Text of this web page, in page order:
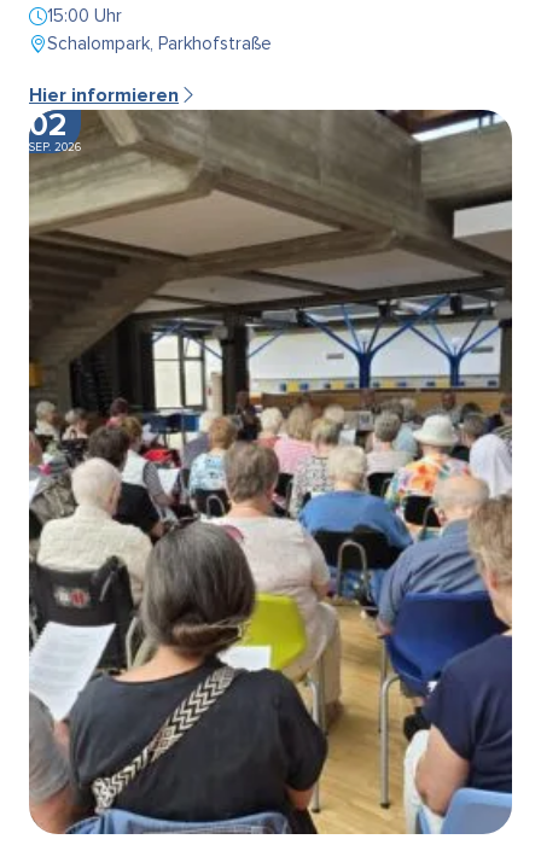
15:00 Uhr
Schalompark, Parkhofstraße
Hier informieren
02
SEP. 2026